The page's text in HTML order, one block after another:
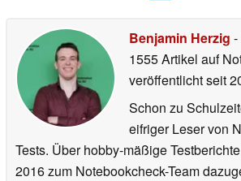
Benjamin Herzig
1555 Artikel auf
veröffentlichtseit
Schon zu
eifriger Leser von
Tests. Über hobby-mäßige
2016 zum Notebookcheck-Team